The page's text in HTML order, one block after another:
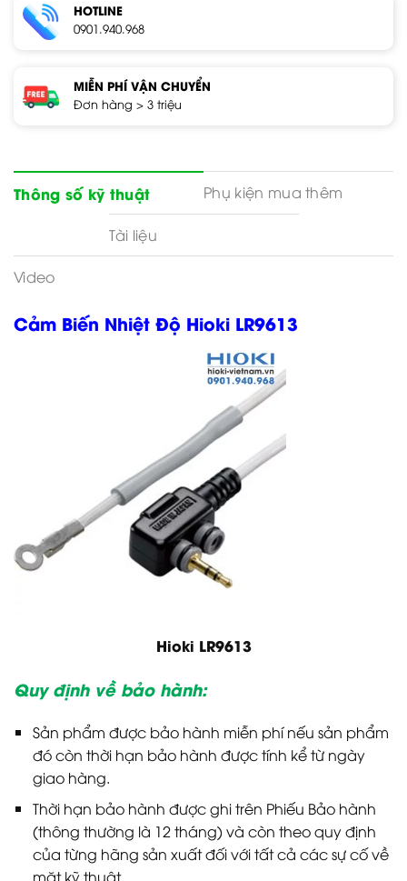
HOTLINE
0901.940.968
MIỄN PHÍ VẬN CHUYỂN
Đơn hàng > 3 triệu
Thông số kỹ thuật Phụ kiện mua thêm
Tài liệu
Video
Cảm Biến Nhiệt Độ Hioki LR9613
Hioki LR9613
Quy định về bảo hành:
Sản phẩm được bảo hành miễn phí nếu sản phẩm
đó còn thời hạn bảo hành được tính kể từ ngày
giao hàng.
Thời hạn bảo hành được ghi trên Phiếu Bảo hành
(thông thường là 12 tháng) và còn theo quy định
của từng hãng sản xuất đối với tất cả các sự cố về
mặt kỹ thuật.